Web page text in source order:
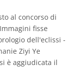
al concorso di
fisse
dell'eclissi -
Ziyi Ye
è aggiudicata il